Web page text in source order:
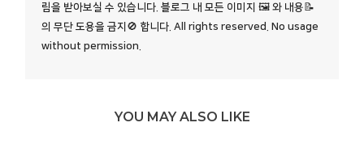
림을 받아보실 수 있습니다. 블로그 내 모든 이미지 🖼️ 와 내용📝
의 무단 도용을 금지🚫 합니다. All rights reserved. No usage
without permission.
YOU MAY ALSO LIKE